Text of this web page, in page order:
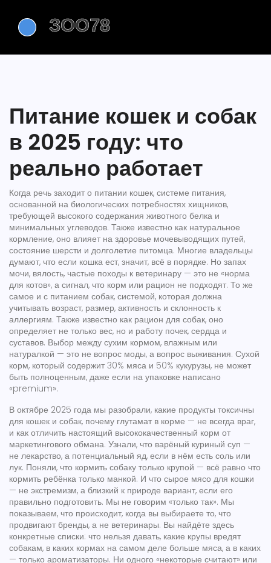
Питание кошек и собак
в 2025 году: что
реально работает
Когда речь заходит о питании кошек, системе питания,
основанной на биологических потребностях хищников,
требующей высокого содержания животного белка и
минимальных углеводов. Также известно как натуральное
кормление, оно влияет на здоровье мочевыводящих путей,
состояние шерсти и долголетие питомца. Многие владельцы
думают, что если кошка ест, значит, всё в порядке. Но запах
мочи, вялость, частые походы к ветеринару — это не «норма
для котов», а сигнал, что корм или рацион не подходят. То же
самое и с питанием собак, системой, которая должна
учитывать возраст, размер, активность и склонность к
аллергиям. Также известно как рацион для собак, оно
определяет не только вес, но и работу почек, сердца и
суставов. Выбор между сухим кормом, влажным или
натуралкой — это не вопрос моды, а вопрос выживания. Сухой
корм, который содержит 30% мяса и 50% кукурузы, не может
быть полноценным, даже если на упаковке написано
«premium».
В октябре 2025 года мы разобрали, какие продукты токсичны
для кошек и собак, почему глутамат в корме — не всегда враг,
и как отличить настоящий высококачественный корм от
маркетингового обмана. Узнали, что варёный куриный суп —
не лекарство, а потенциальный яд, если в нём есть соль или
лук. Поняли, что кормить собаку только крупой — всё равно что
кормить ребёнка только манкой. И что сырое мясо для кошки
— не экстремизм, а близкий к природе вариант, если его
правильно подготовить. Мы не говорим «только так». Мы
показываем, что происходит, когда вы выбираете то, что
продвигают бренды, а не ветеринары. Вы найдёте здесь
конкретные списки: что нельзя давать, какие крупы вредят
собакам, в каких кормах на самом деле больше мяса, а в каких
— только ароматизаторы. Ни одного «некоторые считают» или